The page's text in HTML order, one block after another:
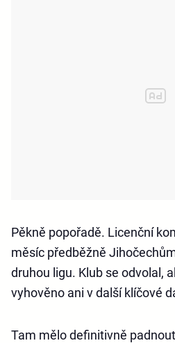
Pěkně popořadě. Licenční
měsíc předběžně
druhou ligu. Klub se odvolal,
vyhověno ani v další klíčové
Tam mělo definitivně